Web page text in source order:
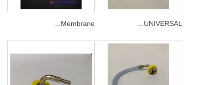
Membrane... UNIVERSAL...